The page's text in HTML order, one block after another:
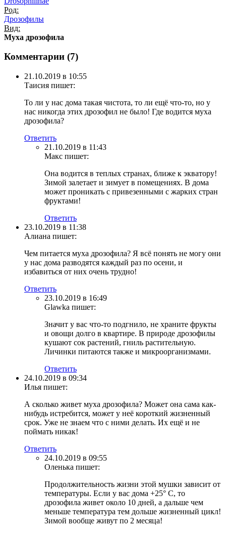
Род:
Дрозофилы
Вид:
Муха дрозофила
Комментарии (7)
21.10.2019 в 10:55
Таисия пишет:
То ли у нас дома такая чистота, то ли ещё что-то, но у
нас никогда этих дрозофил не было! Где водится муха
дрозофила?
Ответить
21.10.2019 в 11:43
Макс пишет:
Она водится в теплых странах, ближе к экватору!
Зимой залетает и зимует в помещениях. В дома
может проникать с привезенными с жарких стран
фруктами!
Ответить
23.10.2019 в 11:38
Алиана пишет:
Чем питается муха дрозофила? Я всё понять не могу они
у нас дома разводятся каждый раз по осени, и
избавиться от них очень трудно!
Ответить
23.10.2019 в 16:49
Glawka пишет:
Значит у вас что-то подгнило, не храните фрукты
и овощи долго в квартире. В природе дрозофилы
кушают сок растений, гниль растительную.
Личинки питаются также и микроорганизмами.
Ответить
24.10.2019 в 09:34
Илья пишет:
А сколько живет муха дрозофила? Может она сама как-
нибудь истребится, может у неё короткий жизненный
срок. Уже не знаем что с ними делать. Их ещё и не
поймать никак!
Ответить
24.10.2019 в 09:55
Оленька пишет:
Продолжительность жизни этой мушки зависит от
температуры. Если у вас дома +25° С, то
дрозофила живет около 10 дней, а дальше чем
меньше температура тем дольше жизненный цикл!
Зимой вообще живут по 2 месяца!